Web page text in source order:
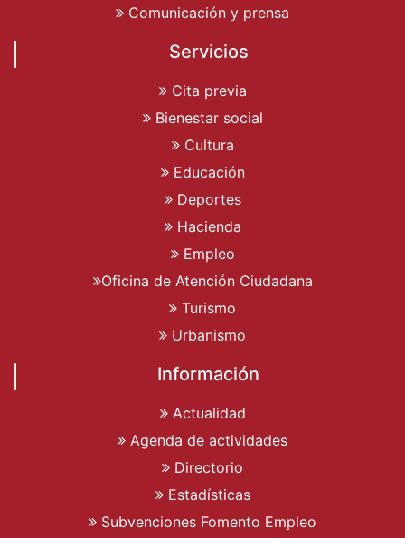
Comunicación y prensa
Servicios
Cita previa
Bienestar social
Cultura
Educación
Deportes
Hacienda
Empleo
Oficina de Atención Ciudadana
Turismo
Urbanismo
Información
Actualidad
Agenda de actividades
Directorio
Estadísticas
Subvenciones Fomento Empleo